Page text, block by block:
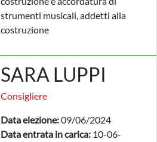
strumenti musicali, addetti alla
costruzione
SARA LUPPI
Consigliere
Data elezione:09/06/2024
Data entrata in carica: 10-06-